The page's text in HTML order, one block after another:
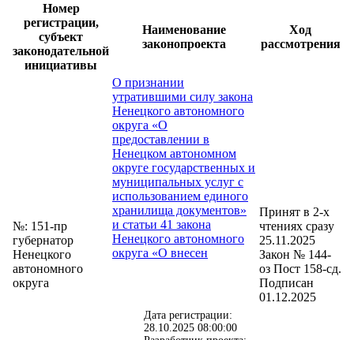
Номер
регистрации,
субъект
законодательной
инициативы
Наименование
законопроекта
Ход
рассмотрения
№: 151-пр
губернатор
Ненецкого
автономного
округа
О признании
утратившими силу закона
Ненецкого автономного
округа «О
предоставлении в
Ненецком автономном
округе государственных и
муниципальных услуг с
использованием единого
хранилища документов»
и статьи 41 закона
Ненецкого автономного
округа «О внесен
Дата регистрации:
28.10.2025 08:00:00
Принят в 2-х
чтениях сразу
25.11.2025
Закон № 144-
оз Пост 158-сд.
Подписан
01.12.2025